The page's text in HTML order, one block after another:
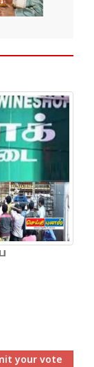
your vote